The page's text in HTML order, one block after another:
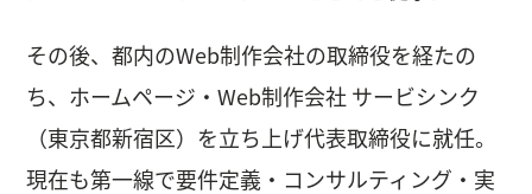
その後、都内のWeb制作会社の取締役を経たの
ち、ホームページ・Web制作会社 サービシンク
（東京都新宿区）を立ち上げ代表取締役に就任。
現在も第一線で要件定義・コンサルティング・実